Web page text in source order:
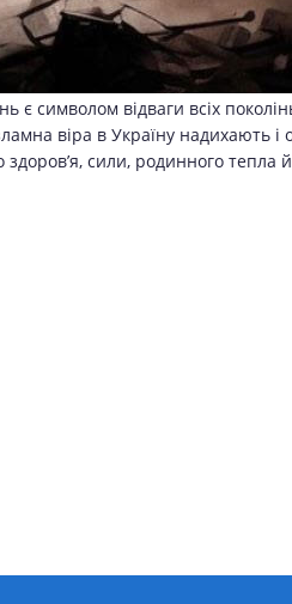
є символом відваги всіх
віра в Україну надихають і
сили, родинного тепла